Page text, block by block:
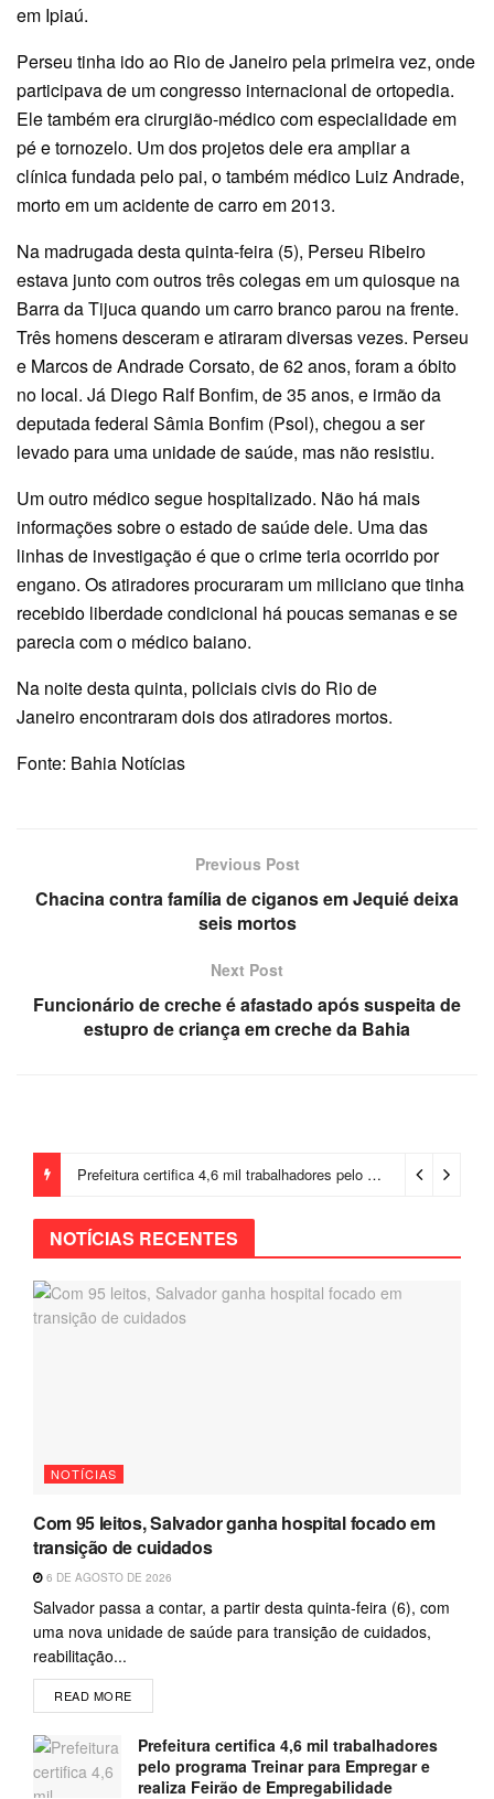
em Ipiaú.
Perseu tinha ido ao Rio de Janeiro pela primeira vez, onde
participava de um congresso internacional de ortopedia.
Ele também era cirurgião-médico com especialidade em
pé e tornozelo. Um dos projetos dele era ampliar a
clínica fundada pelo pai, o também médico Luiz Andrade,
morto em um acidente de carro em 2013.
Na madrugada desta quinta-feira (5), Perseu Ribeiro
estava junto com outros três colegas em um quiosque na
Barra da Tijuca quando um carro branco parou na frente.
Três homens desceram e atiraram diversas vezes. Perseu
e Marcos de Andrade Corsato, de 62 anos, foram a óbito
no local. Já Diego Ralf Bonfim, de 35 anos, e irmão da
deputada federal Sâmia Bonfim (Psol), chegou a ser
levado para uma unidade de saúde, mas não resistiu.
Um outro médico segue hospitalizado. Não há mais
informações sobre o estado de saúde dele. Uma das
linhas de investigação é que o crime teria ocorrido por
engano. Os atiradores procuraram um miliciano que tinha
recebido liberdade condicional há poucas semanas e se
parecia com o médico baiano.
Na noite desta quinta, policiais civis do Rio de
Janeiro encontraram dois dos atiradores mortos.
Fonte: Bahia Notícias
Previous Post
Chacina contra família de ciganos em Jequié deixa
seis mortos
Next Post
Funcionário de creche é afastado após suspeita de
estupro de criança em creche da Bahia
Prefeitura certifica 4,6 mil trabalhadores pelo programa Treinar para Empregar e realiza Feirão de Empregabilidade
NOTÍCIAS RECENTES
NOTÍCIAS
Com 95 leitos, Salvador ganha hospital focado em
transição de cuidados
6 DE AGOSTO DE 2026
Salvador passa a contar, a partir desta quinta-feira (6), com
uma nova unidade de saúde para transição de cuidados,
reabilitação...
READ MORE
Prefeitura certifica 4,6 mil trabalhadores
pelo programa Treinar para Empregar e
realiza Feirão de Empregabilidade